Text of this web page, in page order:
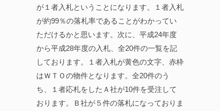
が１者入札ということになります。１者入札
が約99％の落札率であることがわかってい
ただけるかと思います。次に、平成24年度
から平成28年度の入札、全20件の一覧を記
しております。１者入札が黄色の文字、赤枠
はＷＴＯの物件となります。全20件のう
ち、１者応札をしたＡ社が10件を受注して
おります。Ｂ社が５件の落札になっておりま